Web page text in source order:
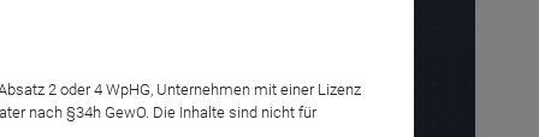
2 oder 4 WpHG, Unternehmen mit einer Lizenz
nach §34h GewO. Die Inhalte sind nicht für